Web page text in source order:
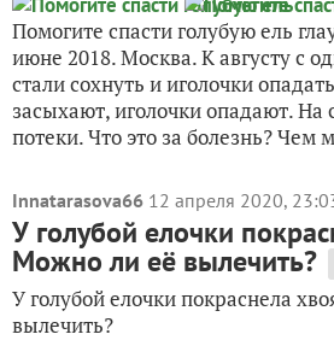
Помогите спасти голубую ель
июне 2018. Москва. К августу с
стали сохнуть и иголочки
засыхают, иголочки опадают. На
потеки. Что это за болезнь? Чем
Innatarasova66 12 апреля 2020,
У голубой елочки
Можно ли её вылечить?
У голубой елочки покраснела
вылечить?